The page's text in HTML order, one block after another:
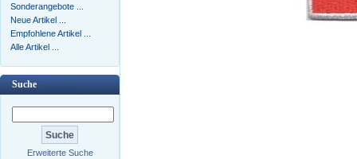
Sonderangebote ...
Neue Artikel ...
Empfohlene Artikel ...
Alle Artikel ...
Suche
Erweiterte Suche